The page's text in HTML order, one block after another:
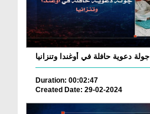
جولة دعوية حافلة في أوغندا وتنزانيا
Duration: 00:02:47
Created Date: 29-02-2024